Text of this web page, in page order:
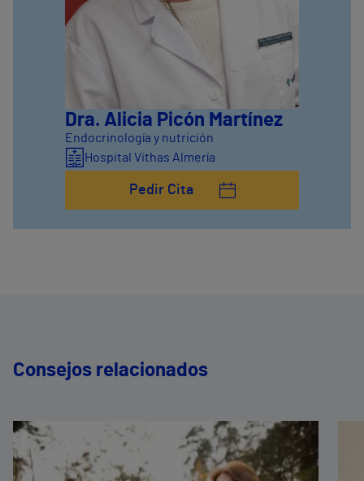
Dra. Alicia Picón Martínez
Endocrinología y nutrición
Hospital Vithas Almería
Pedir Cita
Consejos relacionados